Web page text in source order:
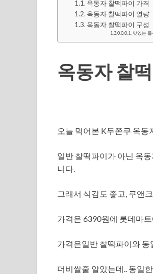
옥동자 찰떡파이 가격
옥동자 찰떡파이 열량
옥동자 찰떡파이 구성
맛있는
옥동자 찰
오늘 먹어본 K두쫀쿠 옥
일반 찰떡파이가 아닌 옥
니다.
그래서 식감도 좋고, 쿠앤
가격은 6390원에 롯데마
가격은일반 찰떡파이와
더비쌀줄 알았는데.. 동일